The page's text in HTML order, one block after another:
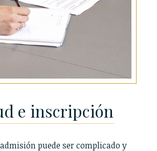
e inscripción
puede ser complicado y